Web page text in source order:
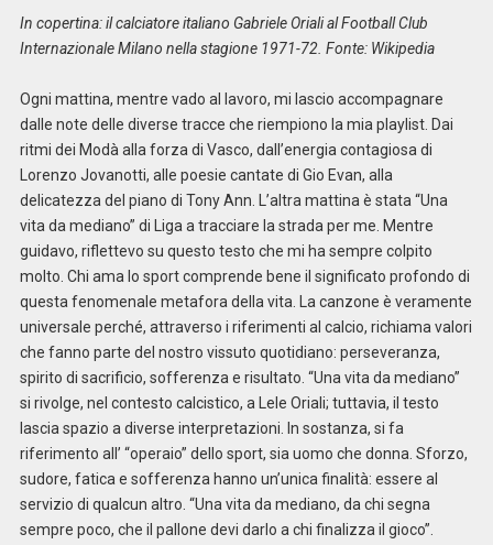
In copertina: il calciatore italiano Gabriele Oriali al Football Club
Internazionale Milano nella stagione 1971-72. Fonte: Wikipedia
Ogni mattina, mentre vado al lavoro, mi lascio accompagnare
dalle note delle diverse tracce che riempiono la mia playlist. Dai
ritmi dei Modà alla forza di Vasco, dall’energia contagiosa di
Lorenzo Jovanotti, alle poesie cantate di Gio Evan, alla
delicatezza del piano di Tony Ann. L’altra mattina è stata “Una
vita da mediano” di Liga a tracciare la strada per me. Mentre
guidavo, riflettevo su questo testo che mi ha sempre colpito
molto. Chi ama lo sport comprende bene il significato profondo di
questa fenomenale metafora della vita. La canzone è veramente
universale perché, attraverso i riferimenti al calcio, richiama valori
che fanno parte del nostro vissuto quotidiano: perseveranza,
spirito di sacrificio, sofferenza e risultato. “Una vita da mediano”
si rivolge, nel contesto calcistico, a Lele Oriali; tuttavia, il testo
lascia spazio a diverse interpretazioni. In sostanza, si fa
riferimento all’ “operaio” dello sport, sia uomo che donna. Sforzo,
sudore, fatica e sofferenza hanno un’unica finalità: essere al
servizio di qualcun altro. “Una vita da mediano, da chi segna
sempre poco, che il pallone devi darlo a chi finalizza il gioco”.